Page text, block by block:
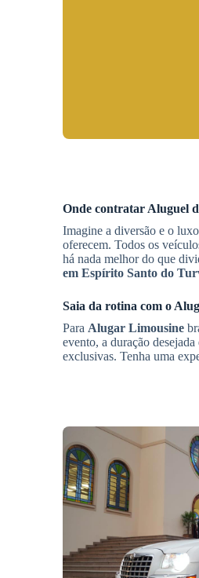
Onde contratar Aluguel
Imagine a diversão e o
oferecem. Todos os
há nada melhor do que
em Espírito Santo do
Saia da rotina com o
Para Alugar Limousine
evento, a duração
exclusivas. Tenha uma